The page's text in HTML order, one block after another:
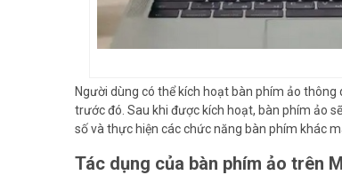
Người dùng có thể kích hoạt bàn phím ảo
trước đó. Sau khi được kích hoạt, bàn phím ảo
số và thực hiện các chức năng bàn phím khác
Tác dụng của bàn phím ảo trên